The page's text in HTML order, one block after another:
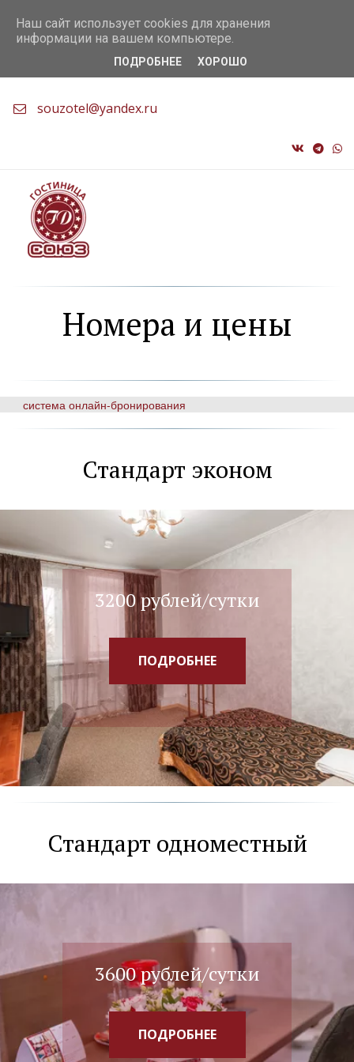
+7 (9138) 56-22-76,+7 (3822) 56-22-76
г. Томск,Комсомольский 70/1
souzotel@yandex.ru
Номера и цены
система онлайн-бронирования
Стандарт эконом
3200 рублей/сутки
ПОДРОБНЕЕ
ПОДРОБНЕЕ
Стандарт одноместный
3600 рублей/сутки
ПОДРОБНЕЕ
Наш сайт использует cookies для хранения
информации на вашем компьютере.
ПОДРОБНЕЕ ХОРОШО